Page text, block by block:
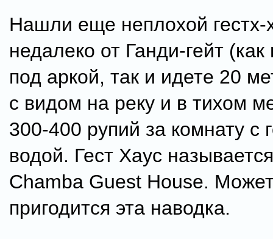
Нашли еще неплохой гестх-
недалеко от Ганди-гейт (как
под аркой, так и идете 20
с видом на реку и в тихом
300-400 рупий за комнату с
водой. Гест Хаус
Chamba Guest House.
пригодится эта наводка.